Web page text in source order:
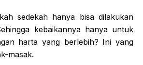
sedekah hanya bisa dilakukan
kebaikannya hanya untuk
harta yang berlebih? Ini yang
masak.